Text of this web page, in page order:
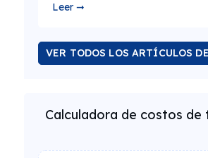
Leer ➞
VER TODOS LOS ARTÍCULOS
Calculadora de costos de